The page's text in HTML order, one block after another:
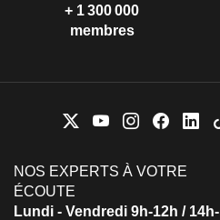
+ 1 300 000
membres
NOS EXPERTS À VOTRE
ÉCOUTE
Lundi - Vendredi 9h-12h / 14h-